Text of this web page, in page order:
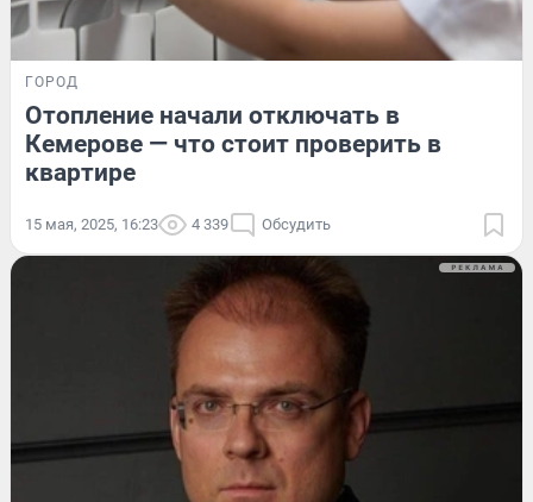
ГОРОД
Отопление начали отключать в
Кемерове — что стоит проверить в
квартире
15 мая, 2025, 16:23 4 339 Обсудить